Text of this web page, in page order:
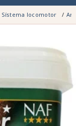
Sístema locomotor